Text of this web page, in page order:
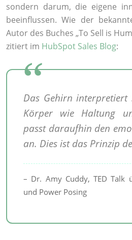
sondern darum, die eigene
beeinflussen. Wie der
Autor des Buches „To Sell is
zitiert im HubSpot Sales Blog:
Das Gehirn interpretiert
Körper wie Haltung
passt daraufhin den
an. Dies ist das Prinzip
– Dr. Amy Cuddy, TED Talk
und Power Posing